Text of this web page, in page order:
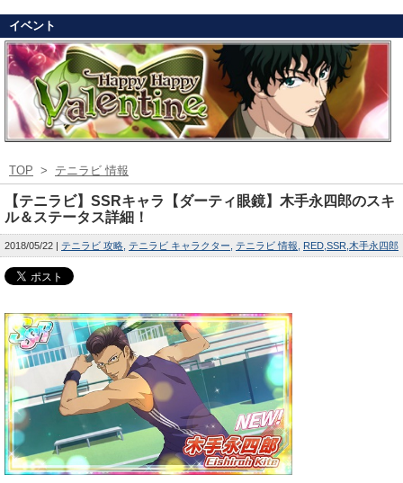
イベント
TOP > テニラビ 情報
【テニラビ】SSRキャラ【ダーティ眼鏡】木手永四郎のスキ
ル＆ステータス詳細！
2018/05/22 テニラビ 攻略 テニラビ キャラクター テニラビ 情報 RED SSR 木手永四郎